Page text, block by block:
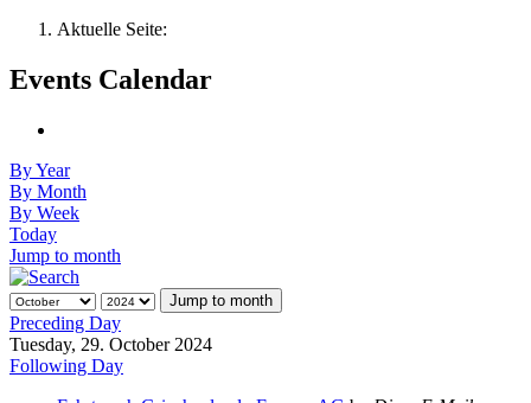
Aktuelle Seite:
Events Calendar
By Year
By Month
By Week
Today
Jump to month
Jump to month
Preceding Day
Tuesday, 29. October 2024
Following Day